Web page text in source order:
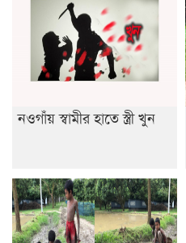
নওগাঁয় স্বামীর হাতে স্ত্রী খুন